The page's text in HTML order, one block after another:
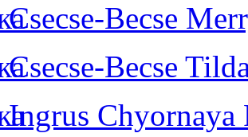
Csecse-Becse
Csecse-Becse
Ingrus Chyornaya